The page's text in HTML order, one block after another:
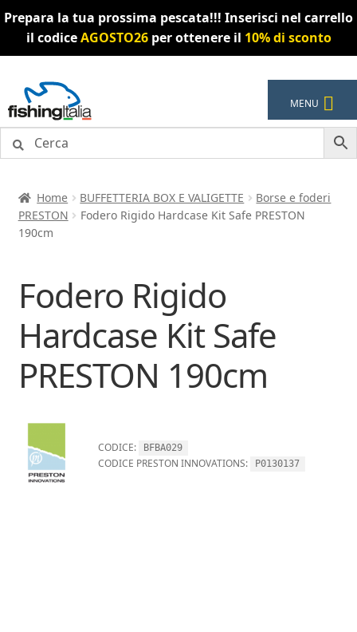
Prepara la tua prossima pescata!!! Inserisci nel carrello
il codiceAGOSTO26per ottenere il 10% di sconto
alla
navigazione
al
contenuto
MENU
Home BUFFETTERIA BOX E VALIGETTE
Borse e foderi
PRESTON
Fodero Rigido Hardcase Kit Safe PRESTON
190cm
Fodero Rigido
Hardcase Kit Safe
PRESTON 190cm
CODICE: BFBA029
CODICE PRESTON INNOVATIONS: P0130137